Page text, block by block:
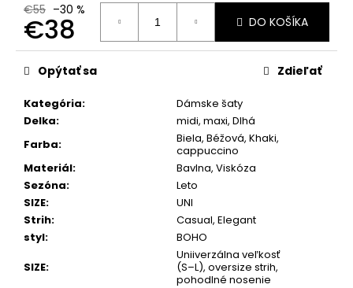
€55 –30 %
€38
Jednotková
cena:
DO KOŠÍKA
Kategória:
Dámske šaty
Delka:
midi, maxi, Dlhá
Farba:
Biela, Béžová, Khaki,
cappuccino
Materiál:
Bavlna, Viskóza
Sezóna:
Leto
SIZE:
UNI
Strih:
Casual, Elegant
styl:
BOHO
SIZE:
Uniiverzálna veľkosť
(S–L), oversize strih,
pohodlné nosenie
Opýtať sa Zdieľať